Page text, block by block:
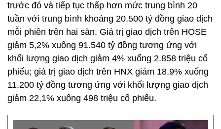
trước đó và tiếp tục thấp hơn mức trung bình 20
tuần với trung bình khoảng 20.500 tỷ đồng giao dịch
mỗi phiên trên hai sàn. Giá trị giao dịch trên HOSE
giảm 5,2% xuống 91.540 tỷ đồng tương ứng với
khối lượng giao dịch giảm 4% xuống 2.858 triệu cổ
phiếu; giá trị giao dịch trên HNX giảm 18,9% xuống
11.200 tỷ đồng tương ứng với khối lượng giao dịch
giảm 22,1% xuống 498 triệu cổ phiếu.